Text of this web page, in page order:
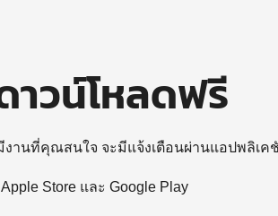
วน์โหลดฟรี
งานที่คุณสนใจ จะมีแจ้งเตือนผ่านแอปพลิเ
Store และ Google Play